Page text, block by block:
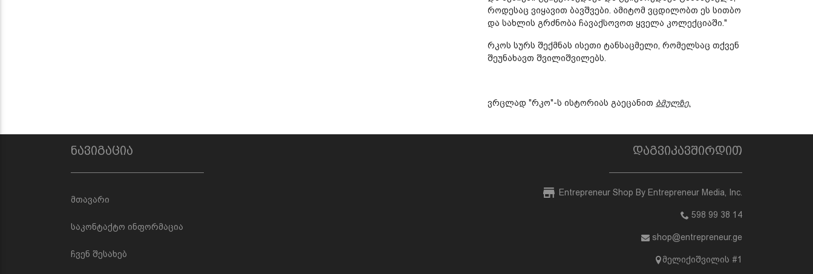
როდესაც ვიყავით ბავშვები. ამიტომ ვცდილობთ ეს სითბო
და სახლის გრძნობა ჩავაქსოვოთ ყველა კოლექციაში."
რკოს სურს შექმნას ისეთი ტანსაცმელი, რომელსაც თქვენ
შეუნახავთ შვილიშვილებს.
ვრცლად "რკო"-ს ისტორიას გაეცანით ბმულზე.
ნავიგაცია
მთავარი
საკონტაქტო ინფორმაცია
ჩვენ შესახებ
დაგვიკავშირდით
Entrepreneur Shop By Entrepreneur Media, Inc.
598 99 38 14
shop@entrepreneur.ge
მელიქიშვილის #1